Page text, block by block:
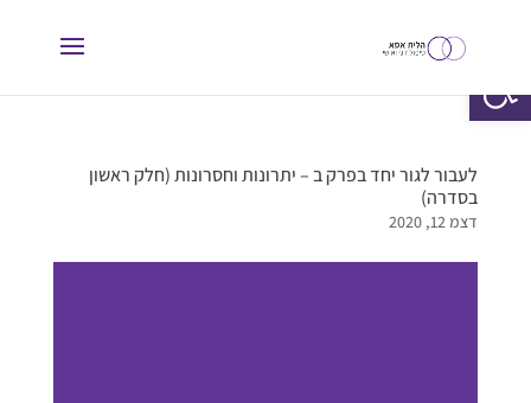
לעבור לגור יחד בפרק ב – יתרונות וחסרונות (חלק ראשון
בסדרה)
דצמ 12, 2020
פתח סרגל נגישות